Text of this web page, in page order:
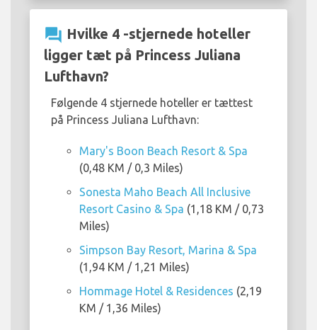
question_answer Hvilke 4 -stjernede hoteller
ligger tæt på Princess Juliana
Lufthavn?
Følgende 4 stjernede hoteller er tættest
på Princess Juliana Lufthavn:
Mary's Boon Beach Resort & Spa
(0,48 KM / 0,3 Miles)
Sonesta Maho Beach All Inclusive
Resort Casino & Spa (1,18 KM / 0,73
Miles)
Simpson Bay Resort, Marina & Spa
(1,94 KM / 1,21 Miles)
Hommage Hotel & Residences (2,19
KM / 1,36 Miles)